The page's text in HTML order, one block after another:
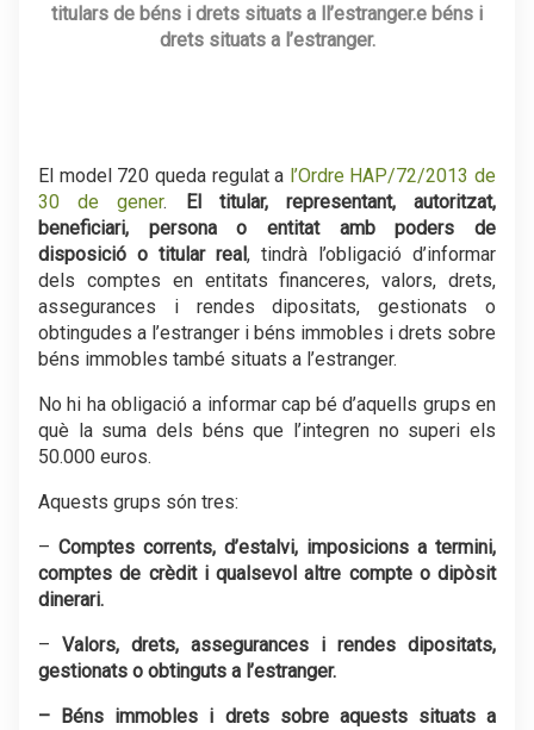
titulars de béns i drets situats a ll’estranger.e béns i
drets situats a l’estranger.
El model 720 queda regulat a l’Ordre HAP/72/2013 de
30 de gener.
El titular, representant, autoritzat,
beneficiari, persona o entitat amb poders de
disposició o titular real, tindrà l’obligació d’informar
dels comptes en entitats financeres, valors, drets,
assegurances i rendes dipositats, gestionats o
obtingudes a l’estranger i béns immobles i drets sobre
béns immobles també situats a l’estranger.
No hi ha obligació a informar cap bé d’aquells grups en
què la suma dels béns que l’integren no superi els
50.000 euros.
Aquests grups són tres:
– Comptes corrents, d’estalvi, imposicions a termini,
comptes de crèdit i qualsevol altre compte o dipòsit
dinerari.
– Valors, drets, assegurances i rendes dipositats,
gestionats o obtinguts a l’estranger.
– Béns immobles i drets sobre aquests situats a